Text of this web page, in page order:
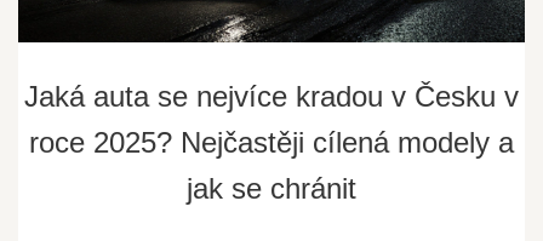
Jaká auta se nejvíce kradou v Česku v
roce 2025? Nejčastěji cílená modely a
jak se chránit